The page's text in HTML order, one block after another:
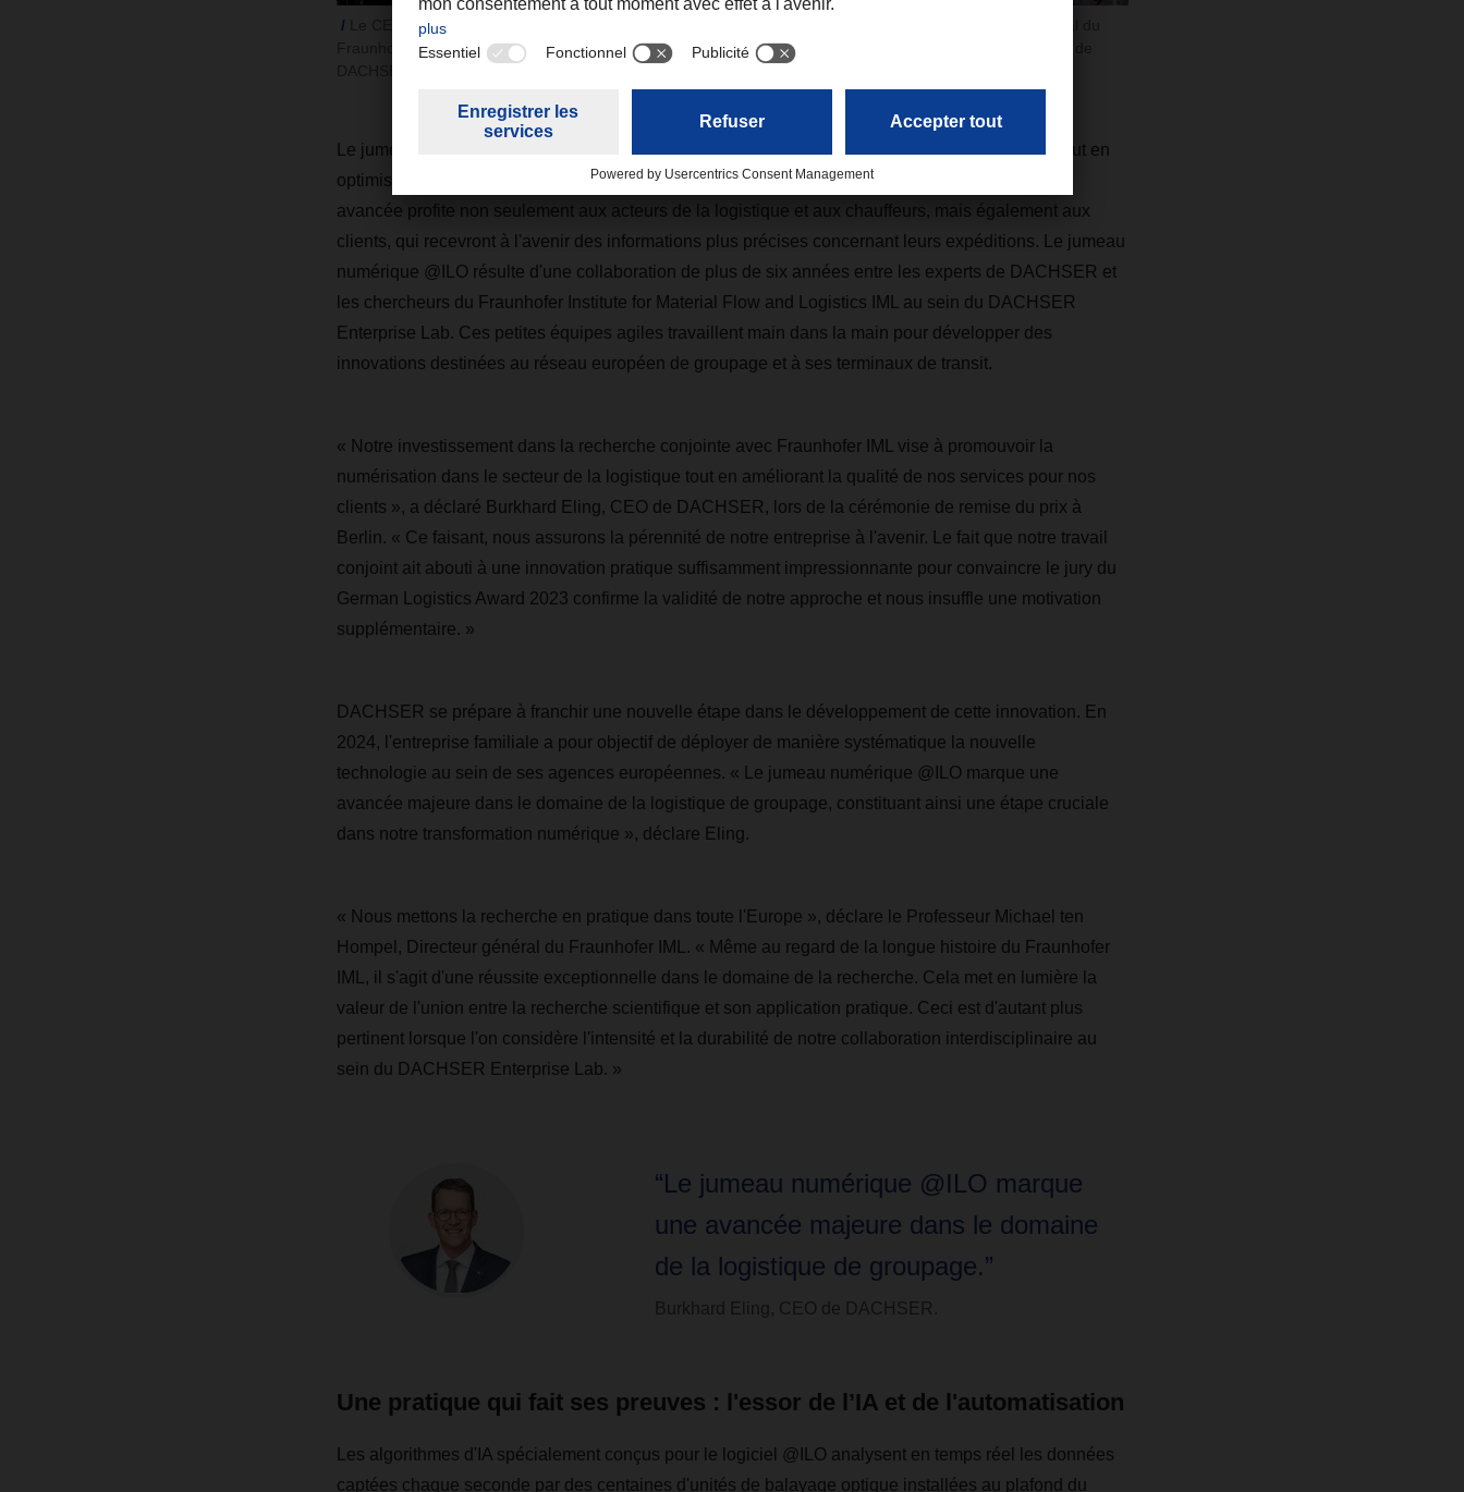
Le CEO de DACHSER, Burkhard Eling, et le Professeur Dr. Dr. h.c. Michael ten Hompel, Directeur général du
Fraunhofer IML, ont accepté le German Logistics Award 2023 aux côtés des équipes de Fraunhofer IML et de
Le jumeau numérique @ILO améliore considérablement la transparence au sein de l'entrepôt tout en
optimisant chaque étape du processus, ce qui se traduit par une réduction de leur durée. Cette
avancée profite non seulement aux acteurs de la logistique et aux chauffeurs, mais également aux
clients, qui recevront à l'avenir des informations plus précises concernant leurs expéditions. Le jumeau
numérique @ILO résulte d'une collaboration de plus de six années entre les experts de DACHSER et
les chercheurs du Fraunhofer Institute for Material Flow and Logistics IML au sein du DACHSER
Enterprise Lab. Ces petites équipes agiles travaillent main dans la main pour développer des
innovations destinées au réseau européen de groupage et à ses terminaux de transit.
« Notre investissement dans la recherche conjointe avec Fraunhofer IML vise à promouvoir la
numérisation dans le secteur de la logistique tout en améliorant la qualité de nos services pour nos
clients », a déclaré Burkhard Eling, CEO de DACHSER, lors de la cérémonie de remise du prix à
Berlin. « Ce faisant, nous assurons la pérennité de notre entreprise à l'avenir. Le fait que notre travail
conjoint ait abouti à une innovation pratique suffisamment impressionnante pour convaincre le jury du
German Logistics Award 2023 confirme la validité de notre approche et nous insuffle une motivation
supplémentaire. »
DACHSER se prépare à franchir une nouvelle étape dans le développement de cette innovation. En
2024, l'entreprise familiale a pour objectif de déployer de manière systématique la nouvelle
technologie au sein de ses agences européennes. « Le jumeau numérique @ILO marque une
avancée majeure dans le domaine de la logistique de groupage, constituant ainsi une étape cruciale
dans notre transformation numérique », déclare Eling.
« Nous mettons la recherche en pratique dans toute l'Europe », déclare le Professeur Michael ten
Hompel, Directeur général du Fraunhofer IML. « Même au regard de la longue histoire du Fraunhofer
IML, il s'agit d'une réussite exceptionnelle dans le domaine de la recherche. Cela met en lumière la
valeur de l'union entre la recherche scientifique et son application pratique. Ceci est d'autant plus
pertinent lorsque l'on considère l'intensité et la durabilité de notre collaboration interdisciplinaire au
sein du DACHSER Enterprise Lab. »
“Le jumeau numérique @ILO marque
une avancée majeure dans le domaine
de la logistique de groupage.”
Burkhard Eling, CEO de DACHSER.
Une pratique qui fait ses preuves : l'essor de l’IA et de l'automatisation
Les algorithmes d'IA spécialement conçus pour le logiciel @ILO analysent en temps réel les données
captées chaque seconde par des centaines d'unités de balayage optique installées au plafond du